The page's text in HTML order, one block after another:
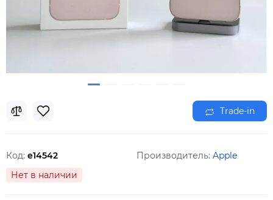
Trade-in
Код: e14542 Производитель: Apple
Нет в наличии